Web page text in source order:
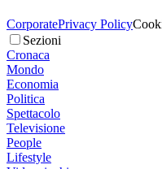
CorporatePrivacy Policy
Sezioni
Cronaca
Mondo
Economia
Politica
Spettacolo
Televisione
People
Lifestyle